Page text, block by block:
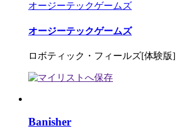
オージーテックゲームズ
オージーテックゲームズ
ロボティック・フィールズ[体験版]
Banisher